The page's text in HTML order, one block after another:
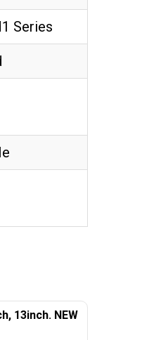
Series
13inch. NEW